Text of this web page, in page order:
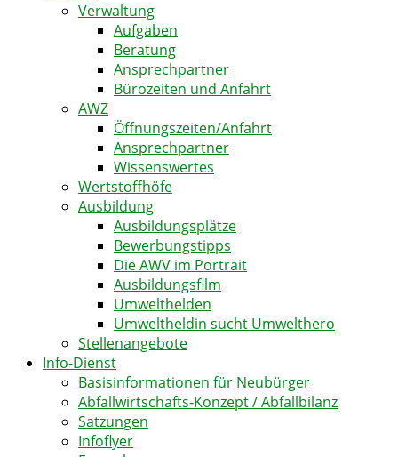
Verwaltung
Aufgaben
Beratung
Ansprechpartner
Bürozeiten und Anfahrt
AWZ
Öffnungszeiten/Anfahrt
Ansprechpartner
Wissenswertes
Wertstoffhöfe
Ausbildung
Ausbildungsplätze
Bewerbungstipps
Die AWV im Portrait
Ausbildungsfilm
Umwelthelden
Umweltheldin sucht Umwelthero
Stellenangebote
Info-Dienst
Basisinformationen für Neubürger
Abfallwirtschafts-Konzept / Abfallbilanz
Satzungen
Infoflyer